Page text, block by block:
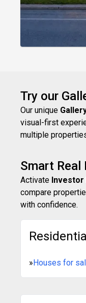
Try our
Our unique
visual-first
multiple
Smart
Activate Investor
compare
with confidence.
»Houses for